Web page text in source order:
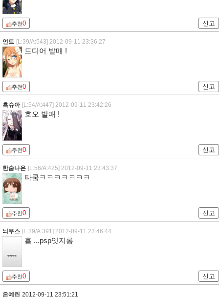
추천0 신고
언트 [L:39/A:543] 2012-09-11 23:36:27
드디어 발매 !
추천0 신고
흑슈아 [L:54/A:447] 2012-09-11 23:42:26
호오 발매 !
추천0 신고
한숨나온 [L:56/A:425] 2012-09-11 23:43:37
타쿸ㅋㅋㅋㅋㅋㅋㅋ
추천0 신고
늬우스 [L:39/A:391] 2012-09-11 23:46:44
흠 ...psp잇지롱
추천0 신고
은예린 2012-09-11 23:51:21